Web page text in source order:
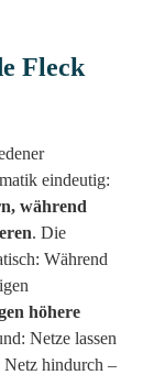
Fleck
eindeutig:
während
. Die
Während
höhere
Netze lassen
Netz hindurch –